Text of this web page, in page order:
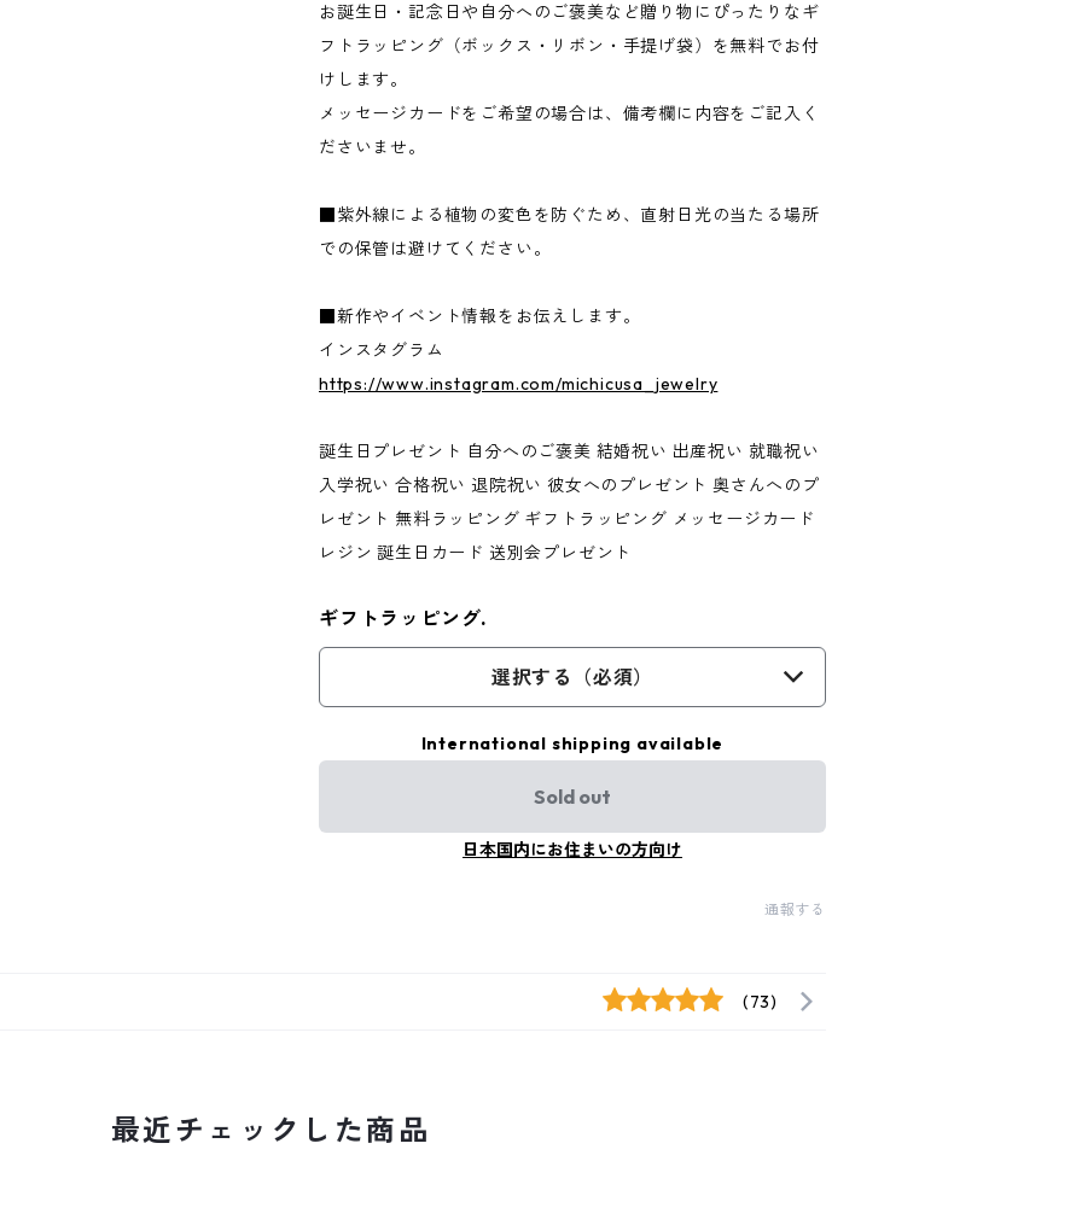
お誕生日・記念日や自分へのご褒美など贈り物にぴったりなギ
フトラッピング（ボックス・リボン・手提げ袋）を無料でお付
けします。
メッセージカードをご希望の場合は、備考欄に内容をご記入く
ださいませ。
■紫外線による植物の変色を防ぐため、直射日光の当たる場所
での保管は避けてください。
■新作やイベント情報をお伝えします。
インスタグラム
https://www.instagram.com/michicusa_jewelry
誕生日プレゼント 自分へのご褒美 結婚祝い 出産祝い 就職祝い
入学祝い 合格祝い 退院祝い 彼女へのプレゼント 奥さんへのプ
レゼント 無料ラッピング ギフトラッピング メッセージカード
レジン 誕生日カード 送別会プレゼント
ギフトラッピング.
選択する（必須）
International shipping available
Sold out
日本国内にお住まいの方向け
通報する
(73)
最近チェックした商品